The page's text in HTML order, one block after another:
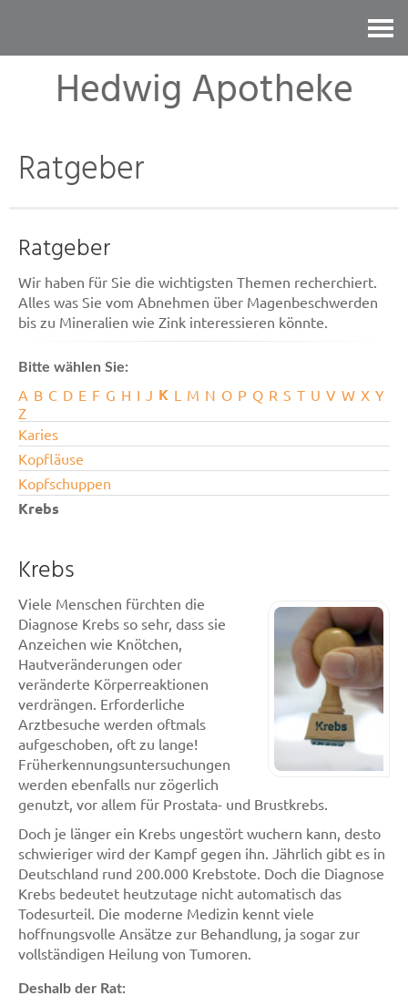
Hedwig Apotheke
Ratgeber
Ratgeber
Wir haben für Sie die wichtigsten Themen recherchiert.
Alles was Sie vom Abnehmen über Magenbeschwerden
bis zu Mineralien wie Zink interessieren könnte.
Bitte wählen Sie:
A B C D E F G H I J K L M N O P Q R S T U V W X Y
Z
Karies
Kopfläuse
Kopfschuppen
Krebs
Krebs
Viele Menschen fürchten die
Diagnose Krebs so sehr, dass sie
Anzeichen wie Knötchen,
Hautveränderungen oder
veränderte Körperreaktionen
verdrängen. Erforderliche
Arztbesuche werden oftmals
aufgeschoben, oft zu lange!
Früherkennungsuntersuchungen
werden ebenfalls nur zögerlich
genutzt, vor allem für Prostata- und Brustkrebs.
Doch je länger ein Krebs ungestört wuchern kann, desto
schwieriger wird der Kampf gegen ihn. Jährlich gibt es in
Deutschland rund 200.000 Krebstote. Doch die Diagnose
Krebs bedeutet heutzutage nicht automatisch das
Todesurteil. Die moderne Medizin kennt viele
hoffnungsvolle Ansätze zur Behandlung, ja sogar zur
vollständigen Heilung von Tumoren.
Deshalb der Rat: